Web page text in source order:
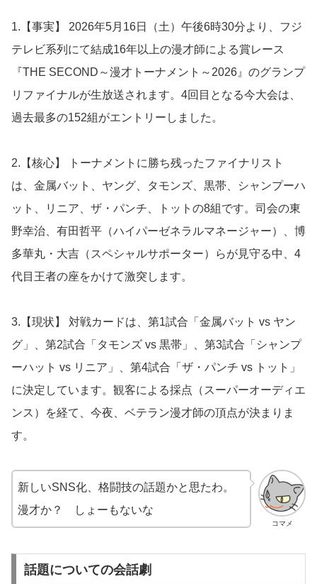
1.【事実】 2026年5月16日（土）午後6時30分より、フジ
テレビ系列にて結成16年以上の漫才師による賞レース
『THE SECOND～漫才トーナメント～2026』のグランプ
リファイナルが生放送されます。4回目となる今大会は、
過去最多の152組がエントリーしました。
2.【核心】 トーナメントに勝ち残ったファイナリスト
は、金属バット、ヤング、タモンズ、黒帯、シャンプーハ
ット、リニア、ザ・パンチ、トットの8組です。司会の東
野幸治、有田哲平（ハイパーゼネラルマネージャー）、博
多華丸・大吉（スペシャルサポーター）らが見守る中、4
代目王者の座をかけて激突します。
3.【現状】 対戦カードは、第1試合「金属バット vs ヤン
グ」、第2試合「タモンズ vs 黒帯」、第3試合「シャンプ
ーハット vs リニア」、第4試合「ザ・パンチ vs トット」
に決定しています。観客による採点（スーパーオーディエ
ンス）を経て、今夜、ベテラン漫才師の頂点が決まりま
す。
コマメ
新しいSNS化、格闘技の話題かと思たわ。
漫才か？ しょーもないな
話題についての会話劇